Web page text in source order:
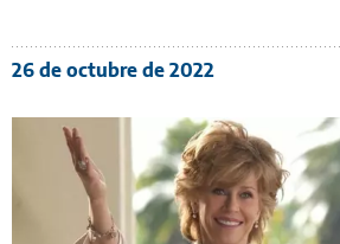
26 de octubre de 2022